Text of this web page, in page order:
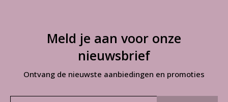
Meld je aan voor onze
nieuwsbrief
Ontvang de nieuwste aanbiedingen en promoties